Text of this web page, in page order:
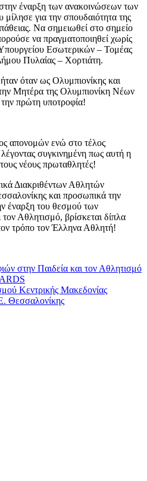
έναρξη των ανακοινώσεων των
για την σπουδαιότητα της
Να σημειωθεί στο σημείο
να πραγματοποιηθεί χωρίς
Υπουργείου Εσωτερικών – Τομέας
Πυλαίας – Χορτιάτη.
όταν ως Ολυμπιονίκης και
Μητέρα της Ολυμπιονίκη Νέων
πρώτη υποτροφία!
απονομών ενώ στο τέλος
συγκινημένη πως αυτή η
νέους πρωταθλητές!
Διακριθέντων Αθλητών
και προσωπικά την
έναρξη του θεσμού των
Αθλητισμό, βρίσκεται δίπλα
τρόπο τον Έλληνα Αθλητή!
στην Παιδεία και τον Αθλητισμό
Κεντρικής Μακεδονίας
Θεσσαλονίκης